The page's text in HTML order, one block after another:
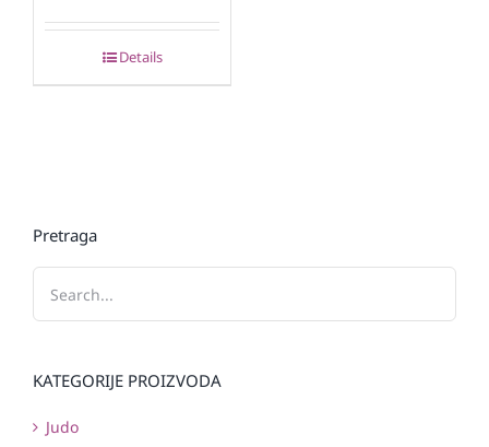
Details
Pretraga
KATEGORIJE PROIZVODA
Judo